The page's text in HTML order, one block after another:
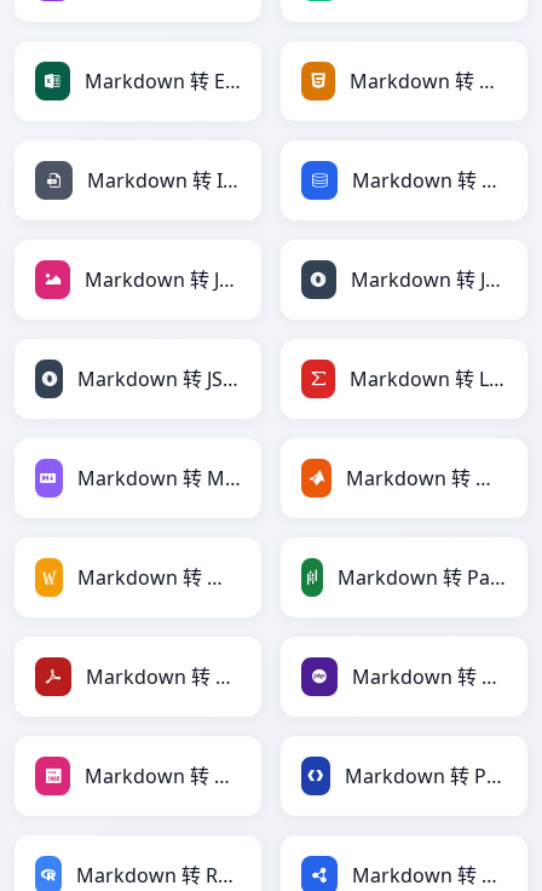
Markdown 转 Excel Markdown 转 HTML
Markdown 转 INI Markdown 转 SQL
Markdown 转 JPEG Markdown 转 JSON
Markdown 转 JSONLines Markdown 转 LaTeX
Markdown 转 Markdown Markdown 转 MATLAB
Markdown 转 MediaWiki Markdown 转 PandasDataFrame
Markdown 转 PDF Markdown 转 PHP
Markdown 转 PNG Markdown 转 Protobuf
Markdown 转 RDataFrame Markdown 转 RDF